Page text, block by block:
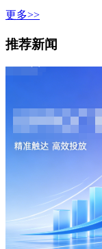
更多>>
推荐新闻